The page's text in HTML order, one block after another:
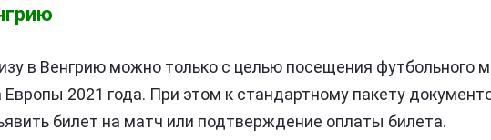
в Венгрию можно только с целью посещения футбольного
2021 года. При этом к стандартному пакету
билет на матч или подтверждение оплаты билета.